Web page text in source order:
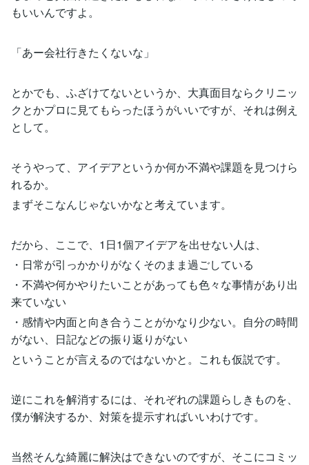
もいいんですよ。
「あー会社行きたくないな」
とかでも、ふざけてないというか、大真面目ならクリニッ
クとかプロに見てもらったほうがいいですが、それは例え
として。
そうやって、アイデアというか何か不満や課題を見つけら
れるか。
まずそこなんじゃないかなと考えています。
だから、ここで、1日1個アイデアを出せない人は、
・日常が引っかかりがなくそのまま過ごしている
・不満や何かやりたいことがあっても色々な事情があり出
来ていない
・感情や内面と向き合うことがかなり少ない。自分の時間
がない、日記などの振り返りがない
ということが言えるのではないかと。これも仮説です。
逆にこれを解消するには、それぞれの課題らしきものを、
僕が解決するか、対策を提示すればいいわけです。
当然そんな綺麗に解決はできないのですが、そこにコミッ